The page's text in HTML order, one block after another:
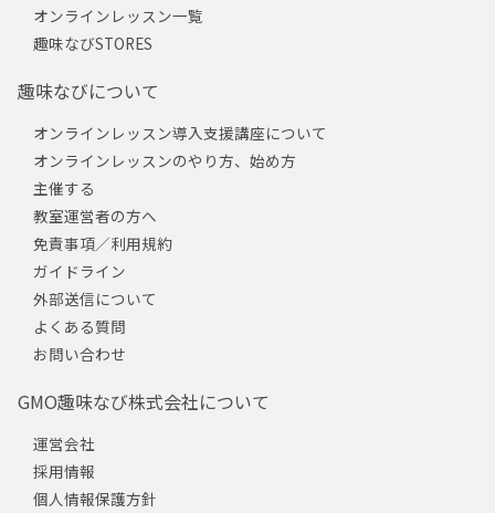
オンラインレッスン一覧
趣味なびSTORES
趣味なびについて
オンラインレッスン導入支援講座について
オンラインレッスンのやり方、始め方
主催する
教室運営者の方へ
免責事項／利用規約
ガイドライン
外部送信について
よくある質問
お問い合わせ
GMO趣味なび株式会社について
運営会社
採用情報
個人情報保護方針